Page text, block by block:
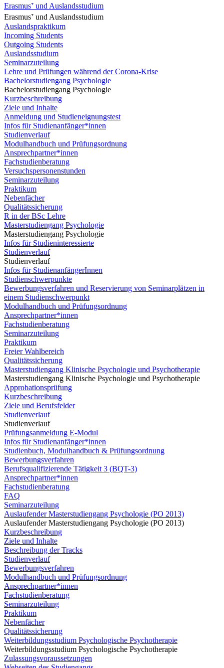
Erasmus⁺ und Auslandsstudium
Erasmus⁺ und Auslandsstudium
Auslandspraktikum
Incoming Students
Outgoing Students
Auslandsstudium
Seminarzuteilung
Lehre und Prüfungen während der Corona-Krise
Bachelorstudiengang Psychologie
Bachelorstudiengang Psychologie
Kurzbeschreibung
Ziele und Inhalte
Anmeldung und Studieneignungstest
Infos für Studienanfänger*innen
Studienverlauf
Modulhandbuch und Prüfungsordnung
Ansprechpartner*innen
Fachstudienberatung
Versuchspersonenstunden
Seminarzuteilung
Praktikum
Nebenfächer
Qualitätssicherung
R in der BSc Lehre
Masterstudiengang Psychologie
Masterstudiengang Psychologie
Infos für Studieninteressierte
Studienverlauf
Studienverlauf
Infos für StudienanfängerInnen
Studienschwerpunkte
Bewerbungsverfahren und Reservierung von Seminarplätzen in
einem Studienschwerpunkt
Modulhandbuch und Prüfungsordnung
Ansprechpartner*innen
Fachstudienberatung
Seminarzuteilung
Praktikum
Freier Wahlbereich
Qualitätssicherung
Masterstudiengang Klinische Psychologie und Psychotherapie
Masterstudiengang Klinische Psychologie und Psychotherapie
Approbationsprüfung
Kurzbeschreibung
Ziele und Berufsfelder
Studienverlauf
Studienverlauf
Prüfungsanmeldung E-Modul
Infos für Studienanfänger*innen
Studienbuch, Modulhandbuch & Prüfungsordnung
Bewerbungsverfahren
Berufsqualifizierende Tätigkeit 3 (BQT-3)
Ansprechpartner*innen
Fachstudienberatung
FAQ
Seminarzuteilung
Auslaufender Masterstudiengang Psychologie (PO 2013)
Auslaufender Masterstudiengang Psychologie (PO 2013)
Kurzbeschreibung
Ziele und Inhalte
Beschreibung der Tracks
Studienverlauf
Bewerbungsverfahren
Modulhandbuch und Prüfungsordnung
Ansprechpartner*innen
Fachstudienberatung
Seminarzuteilung
Praktikum
Nebenfächer
Qualitätssicherung
Weiterbildungsstudium Psychologische Psychotherapie
Weiterbildungsstudium Psychologische Psychotherapie
Zulassungsvoraussetzungen